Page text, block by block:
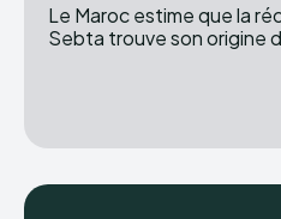
Le Maroc estime que la
Sebta trouve son origine